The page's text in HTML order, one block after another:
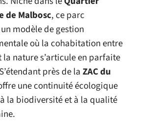
de Malbosc, ce parc
modèle de gestion
où la cohabitation entre
la nature s’articule en parfaite
près de laZAC du
une continuité écologique
la biodiversité et à la qualité